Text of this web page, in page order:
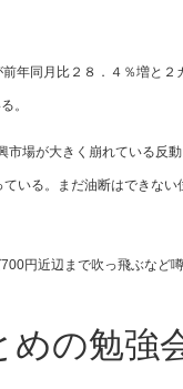
年同月比２８．４％増と２
。
市場が大きく崩れている反
いる。まだ油断はできない
円近辺まで吹っ飛ぶなど
めの勉強